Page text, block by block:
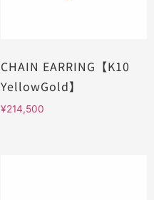
CHAIN EARRING【K10
YellowGold】
¥214,500